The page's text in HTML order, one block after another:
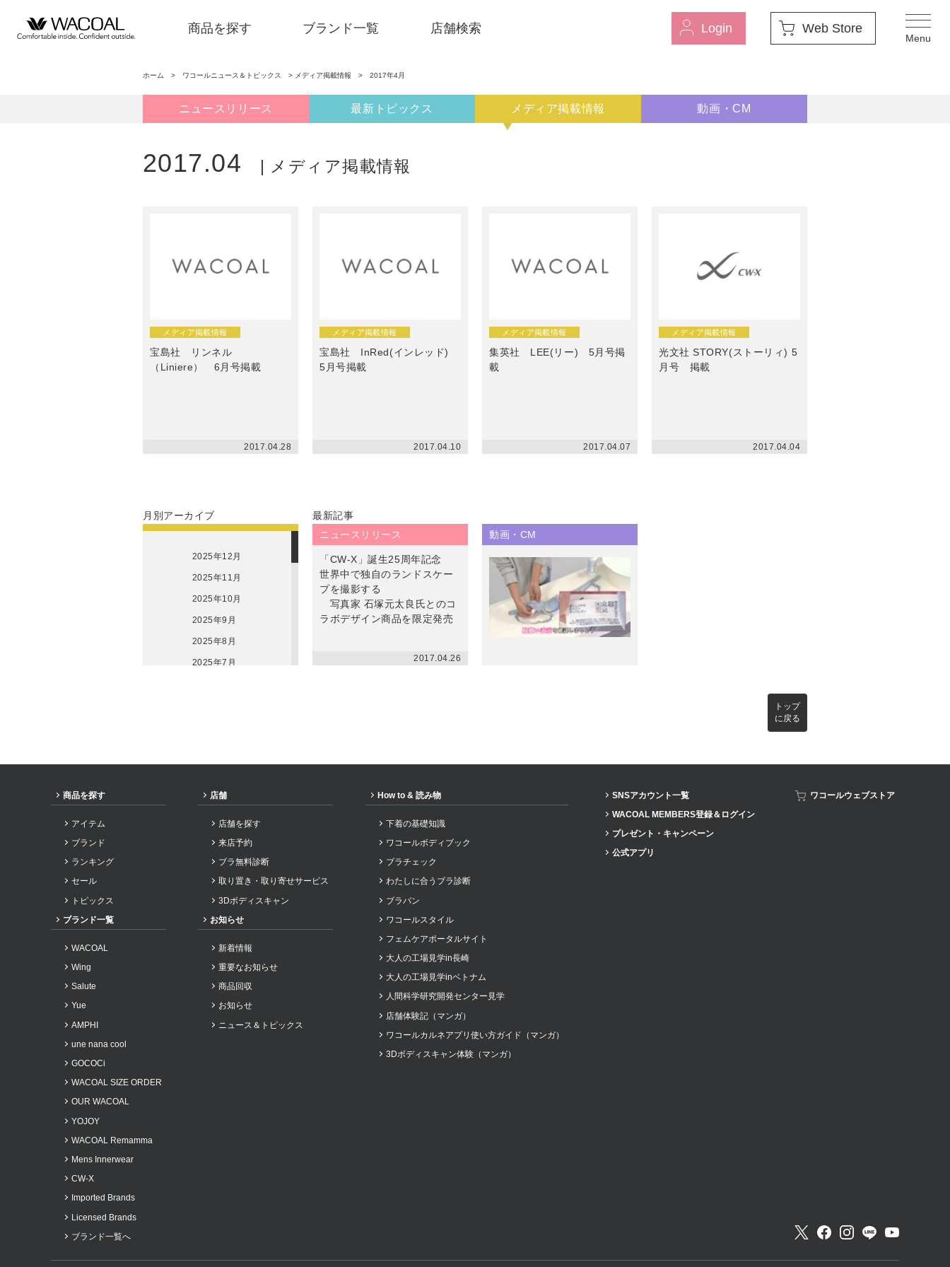
Login Web Store
商品を探す ブランド一覧 店舗検索
新着情報
重要なお知らせ
お知らせ
公式アプリ
企業情報
プレゼント・キャンペーン
メールニュース登録
ホーム > ワコールニュース＆トピックス > メディア掲載情報 > 2017年4月
ニュースリリース 最新トピックス メディア掲載情報 動画・CM
2017.04 | メディア掲載情報
メディア掲載情報
宝島社 リンネル
（Liniere） 6月号掲載
2017.04.28
メディア掲載情報
宝島社 InRed(インレッド)
5月号掲載
2017.04.10
メディア掲載情報
集英社 LEE(リー) 5月号掲
載
2017.04.07
メディア掲載情報
光文社 STORY(ストーリィ) 5
月号 掲載
2017.04.04
月別アーカイブ
2025年12月
2025年11月
2025年10月
2025年9月
2025年8月
2025年7月
2024年9月
2023年5月
2022年11月
2022年9月
2022年3月
2022年2月
2021年12月
最新記事
ニュースリリース
「CW-X」誕生25周年記念
世界中で独自のランドスケー
プを撮影する
写真家 石塚元太良氏とのコ
ラボデザイン商品を限定発売
2017.04.26
動画・CM
トップ
に戻る
商品を探す
アイテム
ブランド
ランキング
セール
トピックス
ブランド一覧
WACOAL
Wing
Salute
Yue
AMPHI
une nana cool
GOCOCi
WACOAL SIZE ORDER
OUR WACOAL
YOJOY
WACOAL Remamma
Mens Innerwear
CW-X
Imported Brands
Licensed Brands
ブランド一覧へ
店舗
店舗を探す
来店予約
ブラ無料診断
取り置き・取り寄せサービス
3Dボディスキャン
お知らせ
新着情報
重要なお知らせ
商品回収
お知らせ
ニュース＆トピックス
How to & 読み物
下着の基礎知識
ワコールボディブック
ブラチェック
わたしに合うブラ診断
ブラパン
ワコールスタイル
フェムケアポータルサイト
大人の工場見学in長崎
大人の工場見学inベトナム
人間科学研究開発センター見学
店舗体験記（マンガ）
ワコールカルネアプリ使い方ガイド（マンガ）
3Dボディスキャン体験（マンガ）
SNSアカウント一覧
WACOAL MEMBERS登録＆ログイン
プレゼント・キャンペーン
公式アプリ
ワコールウェブストア